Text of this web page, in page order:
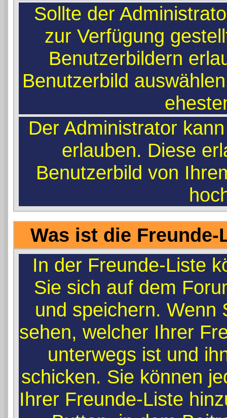
Sollte der
zur Verfügung
Benutzerbildern
Benutzerbild
Der Administrator
erlauben. Diese
Benutzerbild von
Was ist die
In der Freunde-Liste
Sie sich auf dem
und speichern. Wenn
sehen, welcher Ihrer
unterwegs ist und
schicken. Sie können
Ihrer Freunde-Liste